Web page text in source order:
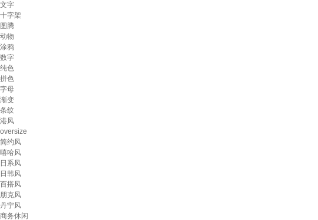
文字
十字架
图腾
动物
涂鸦
数字
纯色
拼色
字母
渐变
条纹
港风
oversize
简约风
嘻哈风
日系风
日韩风
百搭风
朋克风
丹宁风
商务休闲